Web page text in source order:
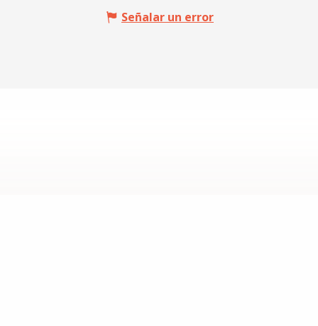
Señalar un error